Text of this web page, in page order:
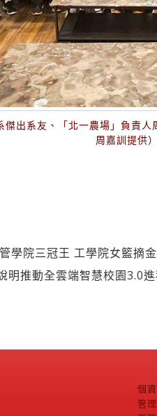
出系友、「北一農場」負責
周嘉訓提供）
學院三冠王 工學院女籃摘金
明推動全雲端智慧校園3.0進
個
管